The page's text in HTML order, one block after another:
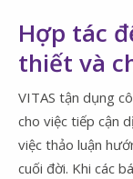
Hợp tác
thiết và
VITAS tận dụng
cho việc tiếp cận
việc thảo luận
cuối đời. Khi các